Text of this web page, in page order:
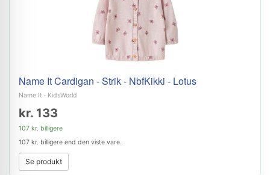
Name It Cardigan - Strik - NbfKikki - Lotus
Name It · KidsWorld
kr. 133
107 kr. billigere
107 kr. billigere end den viste vare.
Se produkt